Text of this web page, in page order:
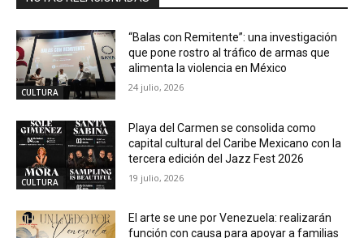
CULTURA
“Balas con Remitente”: una investigación
que pone rostro al tráfico de armas que
alimenta la violencia en México
24 julio, 2026
CULTURA
Playa del Carmen se consolida como
capital cultural del Caribe Mexicano con la
tercera edición del Jazz Fest 2026
19 julio, 2026
El arte se une por Venezuela: realizarán
función con causa para apoyar a familias